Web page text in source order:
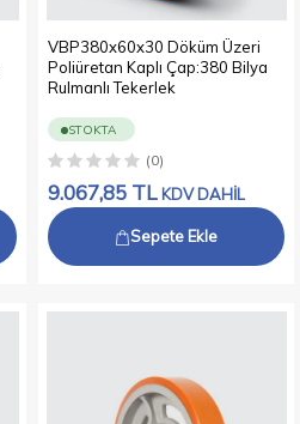
VBP380x60x30 Döküm Üzeri
Poliüretan Kaplı Çap:380 Bilya
Rulmanlı Tekerlek
STOKTA
(0)
9.067,85 TL KDV DAHİL
Sepete Ekle